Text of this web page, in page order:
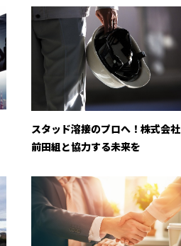
スタッド溶接のプロへ！株式会社
前田組と協力する未来を